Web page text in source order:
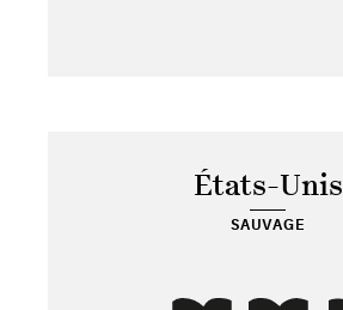
États-Unis
SAUVAGE